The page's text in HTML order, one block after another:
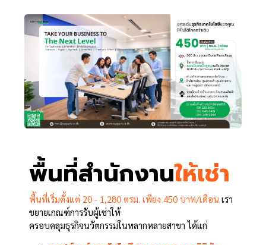
พื้นที่สำนักงานให้เช่า
พื้นที่เริ่มตั้งแต่ 20 - 1,280 ตรม. เพียง 450 บาท/เดือน เรา
ขยายเกณฑ์การรับผู้เช่าให้
ครอบคลุมธุรกิจนวัตกรรมในหลากหลายสาขา ได้แก่